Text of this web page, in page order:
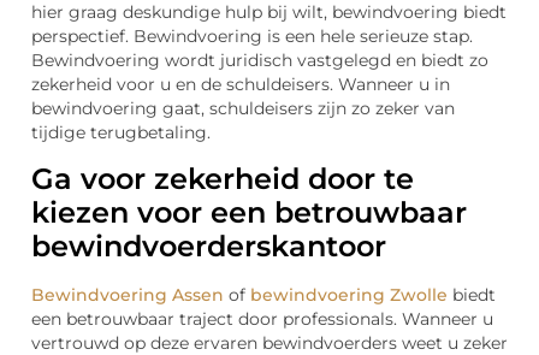
hier graag deskundige hulp bij wilt, bewindvoering biedt
perspectief. Bewindvoering is een hele serieuze stap.
Bewindvoering wordt juridisch vastgelegd en biedt zo
zekerheid voor u en de schuldeisers. Wanneer u in
bewindvoering gaat, schuldeisers zijn zo zeker van
tijdige terugbetaling.
Ga voor zekerheid door te
kiezen voor een betrouwbaar
bewindvoerderskantoor
Bewindvoering Assen of bewindvoering Zwolle biedt
een betrouwbaar traject door professionals. Wanneer u
vertrouwd op deze ervaren bewindvoerders weet u zeker